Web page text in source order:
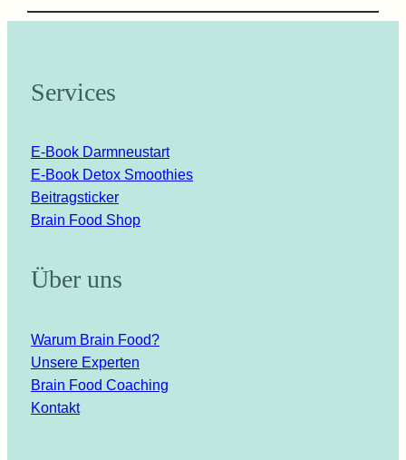
Services
E-Book Darmneustart
E-Book Detox Smoothies
Beitragsticker
Brain Food Shop
Über uns
Warum Brain Food?
Unsere Experten
Brain Food Coaching
Kontakt